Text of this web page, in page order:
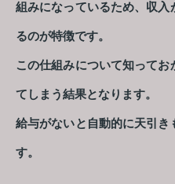
組みになっているため、収
るのが特徴です。
この仕組みについて知って
てしまう結果となります。
給与がないと自動的に天引
す。